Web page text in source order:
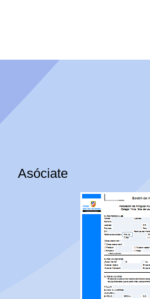
Asóciate